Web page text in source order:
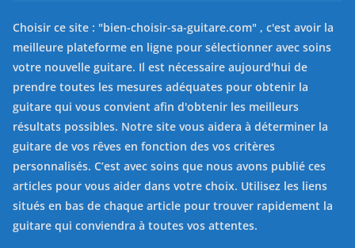
Choisir ce site : "bien-choisir-sa-guitare.com" , c'est avoir la
meilleure plateforme en ligne pour sélectionner avec soins
votre nouvelle guitare. Il est nécessaire aujourd'hui de
prendre toutes les mesures adéquates pour obtenir la
guitare qui vous convient afin d'obtenir les meilleurs
résultats possibles. Notre site vous aidera à déterminer la
guitare de vos rêves en fonction des vos critères
personnalisés. C’est avec soins que nous avons publié ces
articles pour vous aider dans votre choix. Utilisez les liens
situés en bas de chaque article pour trouver rapidement la
guitare qui conviendra à toutes vos attentes.